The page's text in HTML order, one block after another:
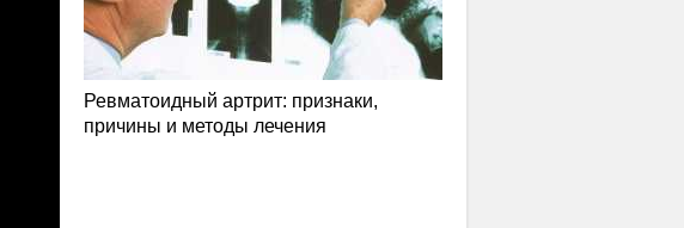
Ревматоидный артрит: признаки,
причины и методы лечения